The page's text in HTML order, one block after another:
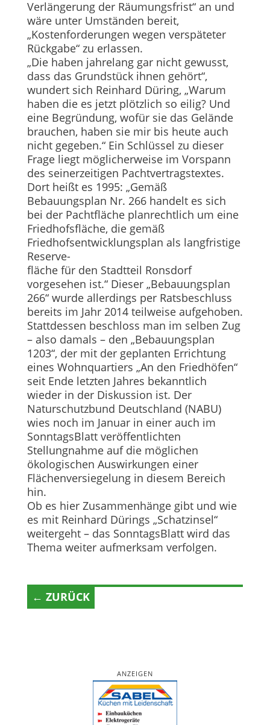
Verlängerung der Räumungsfrist“ an und
wäre unter Umständen bereit,
„Kostenforderungen wegen verspäteter
Rückgabe“ zu erlassen.
„Die haben jahrelang gar nicht gewusst,
dass das Grundstück ihnen gehört“,
wundert sich Reinhard Düring, „Warum
haben die es jetzt plötzlich so eilig? Und
eine Begründung, wofür sie das Gelände
brauchen, haben sie mir bis heute auch
nicht gegeben.“ Ein Schlüssel zu dieser
Frage liegt möglicherweise im Vorspann
des seinerzeitigen Pachtvertragstextes.
Dort heißt es 1995: „Gemäß
Bebauungsplan Nr. 266 handelt es sich
bei der Pachtfläche planrechtlich um eine
Friedhofsfläche, die gemäß
Friedhofsentwicklungsplan als langfristige
Reserve-
fläche für den Stadtteil Ronsdorf
vorgesehen ist.“ Dieser „Bebauungsplan
266“ wurde allerdings per Ratsbeschluss
bereits im Jahr 2014 teilweise aufgehoben.
Stattdessen beschloss man im selben Zug
– also damals – den „Bebauungsplan
1203“, der mit der geplanten Errichtung
eines Wohnquartiers „An den Friedhöfen“
seit Ende letzten Jahres bekanntlich
wieder in der Diskussion ist. Der
Naturschutzbund Deutschland (NABU)
wies noch im Januar in einer auch im
SonntagsBlatt veröffentlichten
Stellungnahme auf die möglichen
ökologischen Auswirkungen einer
Flächenversiegelung in diesem Bereich
hin.
Ob es hier Zusammenhänge gibt und wie
es mit Reinhard Dürings „Schatzinsel“
weitergeht – das SonntagsBlatt wird das
Thema weiter aufmerksam verfolgen.
← ZURÜCK
ANZEIGEN